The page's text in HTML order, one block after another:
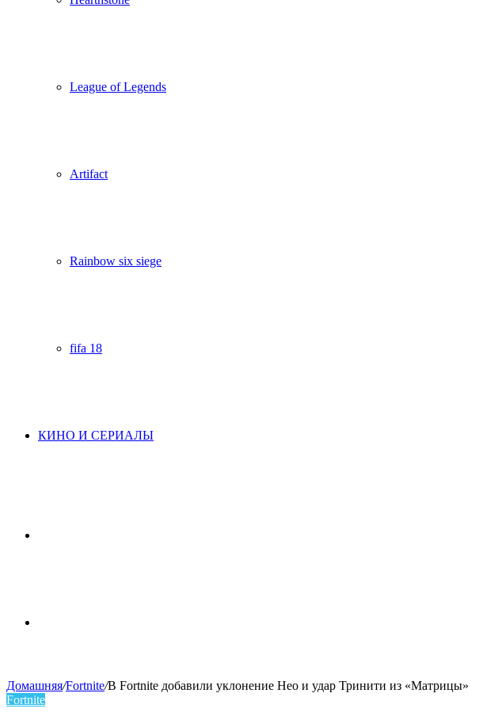
League of Legends
Artifact
Rainbow six siege
fifa 18
КИНО И СЕРИАЛЫ
skin
Домашняя/Fortnite/В Fortnite добавили уклонение Нео и удар Тринити из «Матрицы»
Fortnite